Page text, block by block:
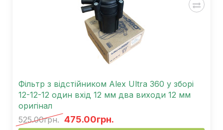
Фільтр з відстійником Alex Ultra 360 у зборі
12-12-12 один вхід 12 мм два виходи 12 мм
оригінал
525.00грн. 475.00грн.